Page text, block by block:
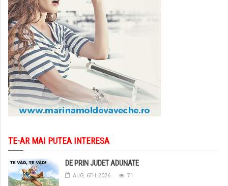
TE-AR MAI PUTEA INTERESA
DE PRIN JUDET ADUNATE
AUG. 6TH, 2026 71